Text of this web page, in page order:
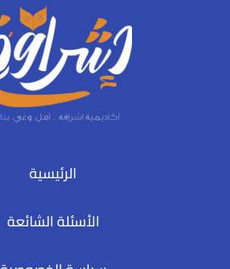
الرئيسية
الأسئلة الشائعة